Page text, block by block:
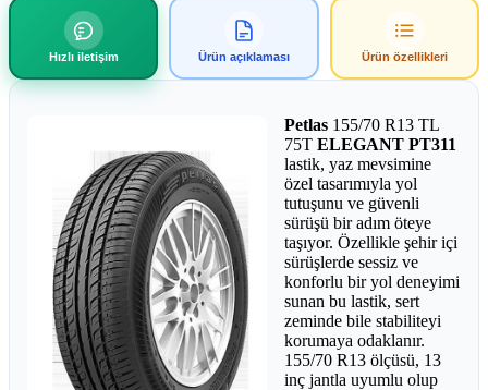
Hızlı iletişim Ürün açıklaması Ürün özellikleri
Petlas 155/70 R13 TL
75T ELEGANT PT311
lastik, yaz mevsimine
özel tasarımıyla yol
tutuşunu ve güvenli
sürüşü bir adım öteye
taşıyor. Özellikle şehir içi
sürüşlerde sessiz ve
konforlu bir yol deneyimi
sunan bu lastik, sert
zeminde bile stabiliteyi
korumaya odaklanır.
155/70 R13 ölçüsü, 13
inç jantla uyumlu olup